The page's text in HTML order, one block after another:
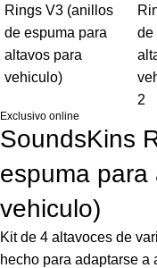
Exclusivo online
SoundsKins
espuma para
vehiculo)
Kit de 4 altavoces de
hecho para adaptarse a